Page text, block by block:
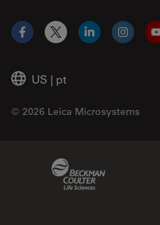
US | pt
© 2026 Leica Microsystems
Facebook
X LinkedIn